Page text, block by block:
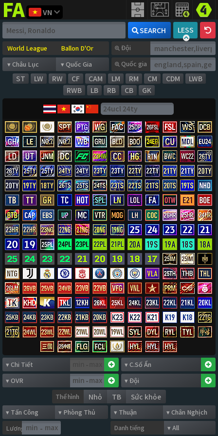
FIFAaddict
VN
SEARCH
LESS
Đội
Quốc gia
ST LW RW CF CAM LM RM CM CDM
LWB
RWB
LB RB CB GK
-
Thể hình Nhỏ TB Sức khỏe
Lương -
Danh tiếng